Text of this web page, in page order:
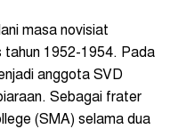
masa novisiat
tahun 1952-1954. Pada
anggota SVD
Sebagai frater
(SMA) selama dua